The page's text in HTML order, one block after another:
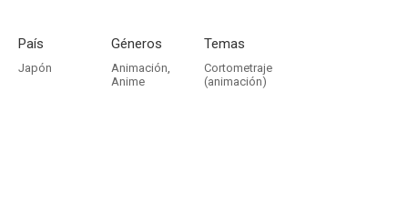
País
Japón
Géneros
Animación,
Anime
Temas
Cortometraje
(animación)